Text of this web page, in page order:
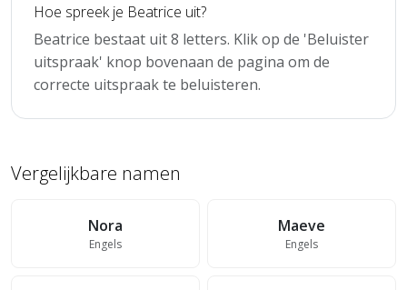
Hoe spreek je Beatrice uit?
Beatrice bestaat uit 8 letters. Klik op de 'Beluister
uitspraak' knop bovenaan de pagina om de
correcte uitspraak te beluisteren.
Vergelijkbare namen
Nora
Engels
Maeve
Engels